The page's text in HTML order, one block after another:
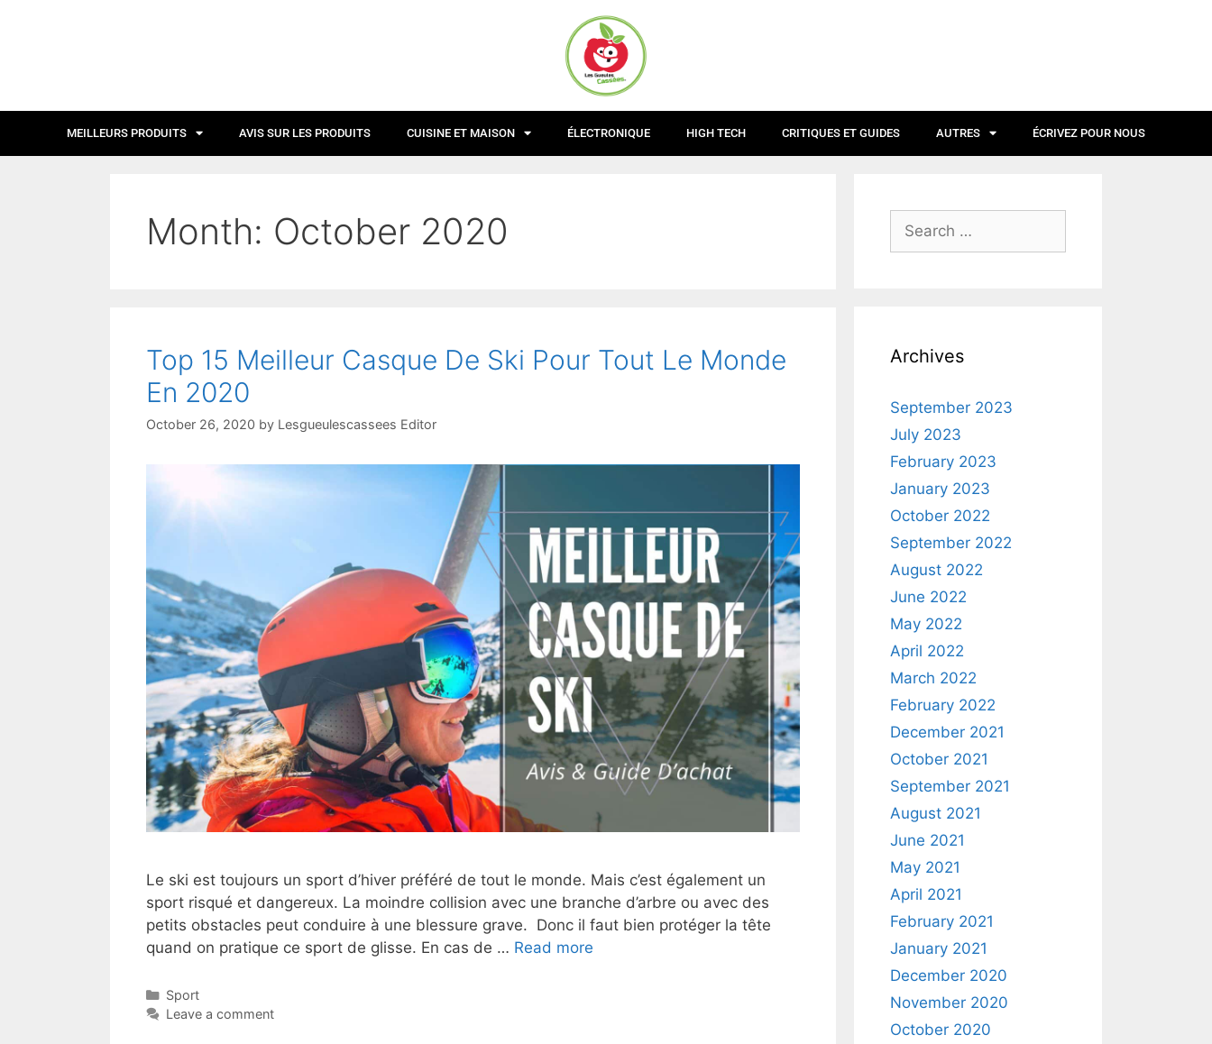
MEILLEURS PRODUITS AVIS SUR LES PRODUITS CUISINE ET MAISON ÉLECTRONIQUE HIGH TECH CRITIQUES ET GUIDES AUTRES ÉCRIVEZ POUR NOUS
Month: October 2020
Top 15 Meilleur Casque De Ski Pour Tout Le Monde
En 2020
October 26, 2020 by Lesgueulescassees Editor
Le ski est toujours un sport d’hiver préféré de tout le monde. Mais c’est également un
sport risqué et dangereux. La moindre collision avec une branche d’arbre ou avec des
petits obstacles peut conduire à une blessure grave. Donc il faut bien protéger la tête
quand on pratique ce sport de glisse. En cas de … Read more
Sport
Leave a comment
Archives
September 2023
July 2023
February 2023
January 2023
October 2022
September 2022
August 2022
June 2022
May 2022
April 2022
March 2022
February 2022
December 2021
October 2021
September 2021
August 2021
June 2021
May 2021
April 2021
February 2021
January 2021
December 2020
November 2020
October 2020